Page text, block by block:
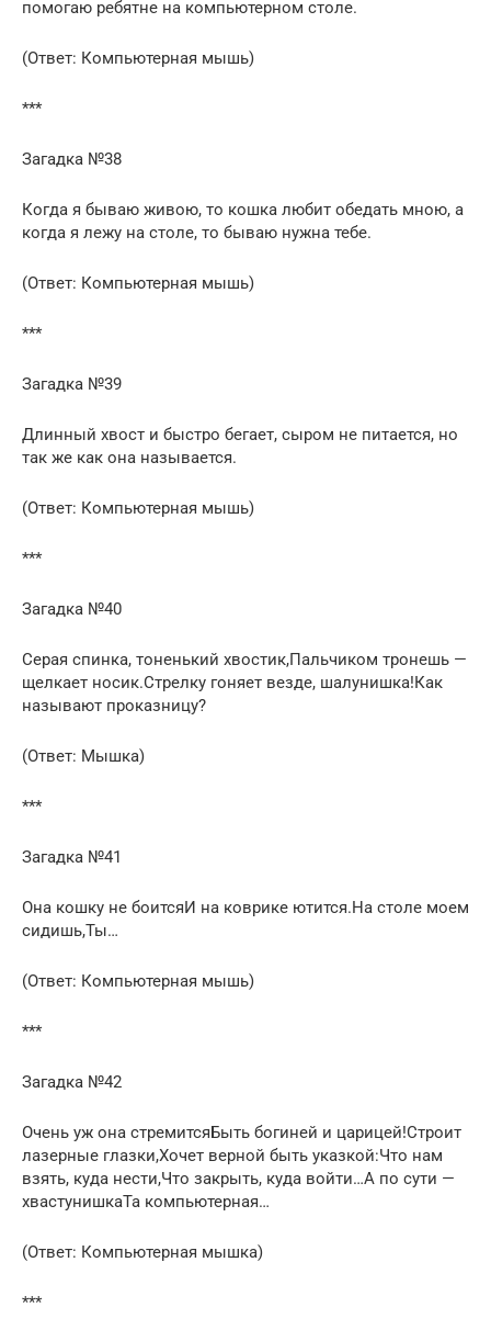
помогаю ребятне на компьютерном столе.
(Ответ: Компьютерная мышь)
***
Загадка №38
Когда я бываю живою, то кошка любит обедать мною, а
когда я лежу на столе, то бываю нужна тебе.
(Ответ: Компьютерная мышь)
***
Загадка №39
Длинный хвост и быстро бегает, сыром не питается, но
так же как она называется.
(Ответ: Компьютерная мышь)
***
Загадка №40
Серая спинка, тоненький хвостик,Пальчиком тронешь —
щелкает носик.Стрелку гоняет везде, шалунишка!Как
называют проказницу?
(Ответ: Мышка)
***
Загадка №41
Она кошку не боитсяИ на коврике ютится.На столе моем
сидишь,Ты…
(Ответ: Компьютерная мышь)
***
Загадка №42
Очень уж она стремитсяБыть богиней и царицей!Строит
лазерные глазки,Хочет верной быть указкой:Что нам
взять, куда нести,Что закрыть, куда войти…А по сути —
хвастунишкаТа компьютерная…
(Ответ: Компьютерная мышка)
***